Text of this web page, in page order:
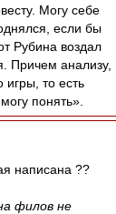
Могу себе
если бы
Рубина воздал
Причем анализу,
то есть
понять».
написана ??
филов не